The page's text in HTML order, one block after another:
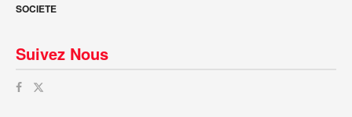
SOCIETE
Suivez Nous